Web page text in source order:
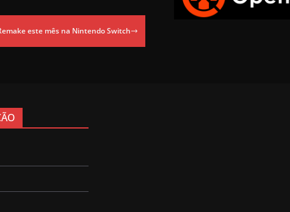
este mês na Nintendo Switch